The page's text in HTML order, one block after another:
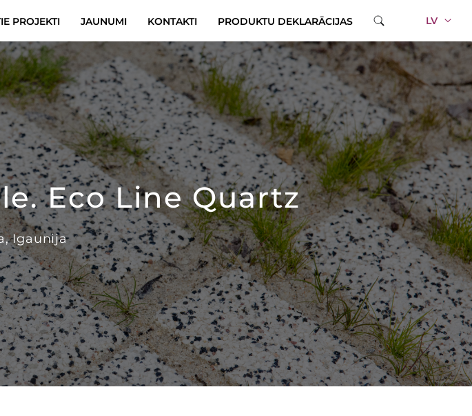
PROJEKTI JAUNUMI KONTAKTI PRODUKTU DEKLARĀCIJAS LV
Eco Line Quartz
Igaunija